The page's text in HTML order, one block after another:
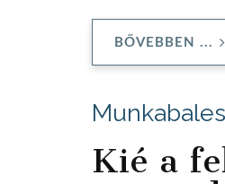
BŐVEBBEN ...
Kié a